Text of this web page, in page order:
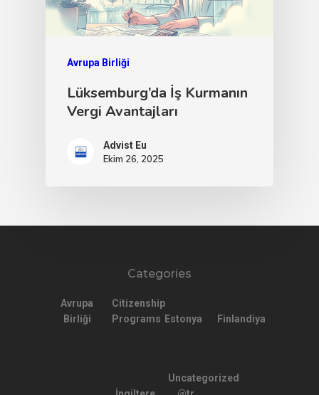
Avrupa Birliği
Lüksemburg’da İş Kurmanın
Vergi Avantajları
Advist Eu
Ekim 26, 2025
Categories
Avrupa
Birliği
Citizenship
Programs Estonya Finlandiya
Uncategorized